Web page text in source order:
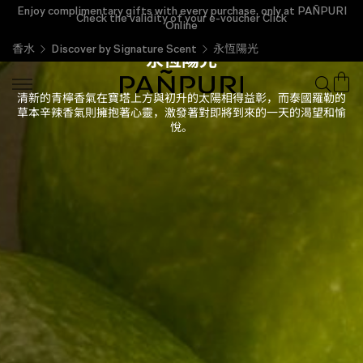
Check the validity of your e-voucher Click
Enjoy complimentary gifts with every purchase, only at PAÑPURI
Online
香水
Discover by Signature Scent 永恆陽光
永恆陽光
清新的青檸香氣在寶塔上方與初升的太陽相得益彰，而泰國羅勒的
草本辛辣香氣則擁抱著心靈，激發著對即將到來的一天的渴望和愉
悅。